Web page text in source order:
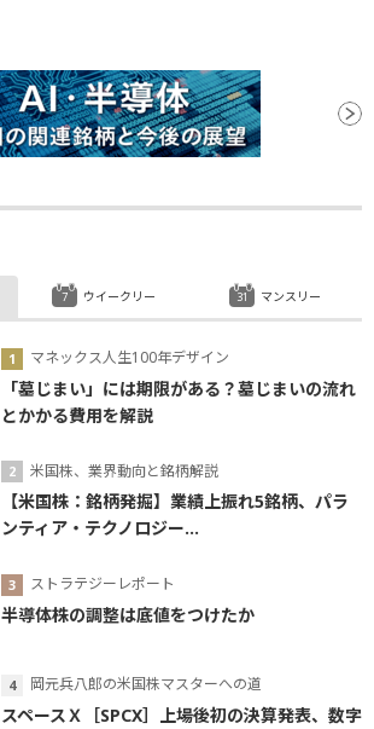
マネックス人生100年デザイン
「墓じまい」には期限がある？墓じまいの流れ
とかかる費用を解説
米国株、業界動向と銘柄解説
【米国株：銘柄発掘】業績上振れ5銘柄、パラ
ンティア・テクノロジー...
ストラテジーレポート
半導体株の調整は底値をつけたか
岡元兵八郎の米国株マスターへの道
スペースＸ［SPCX］上場後初の決算発表、数字
ウイークリー マンスリー